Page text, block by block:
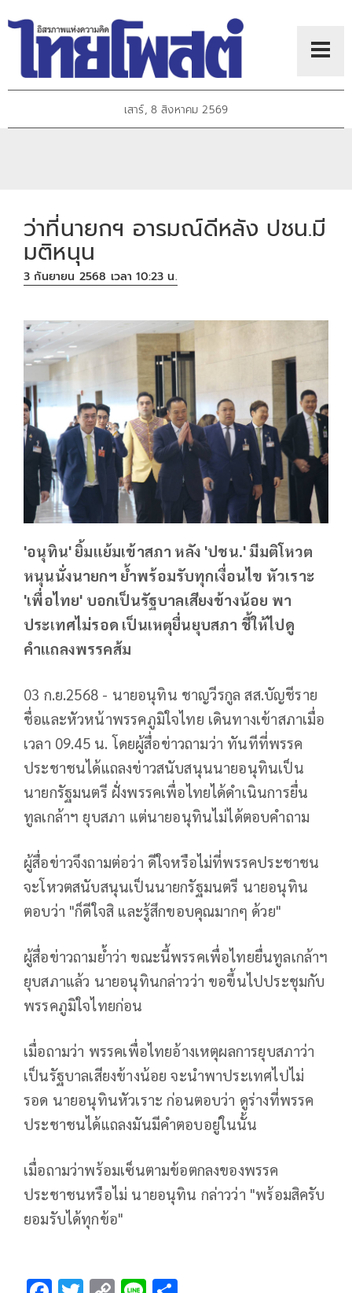
เสาร์, 8 สิงหาคม 2569
ว่าที่นายกฯ อารมณ์ดีหลัง ปชน.มี
มติหนุน
3 กันยายน 2568 เวลา 10:23 น.
'อนุทิน' ยิ้มแย้มเข้าสภา หลัง 'ปชน.' มีมติโหวต
หนุนนั่งนายกฯ ย้ำพร้อมรับทุกเงื่อนไข หัวเราะ
'เพื่อไทย' บอกเป็นรัฐบาลเสียงข้างน้อย พา
ประเทศไม่รอด เป็นเหตุยื่นยุบสภา ชี้ให้ไปดู
คำแถลงพรรคส้ม
03 ก.ย.2568 - นายอนุทิน ชาญวีรกูล สส.บัญชีราย
ชื่อและหัวหน้าพรรคภูมิใจไทย เดินทางเข้าสภาเมื่อ
เวลา 09.45 น. โดยผู้สื่อข่าวถามว่า ทันทีที่พรรค
ประชาชนได้แถลงข่าวสนับสนุนนายอนุทินเป็น
นายกรัฐมนตรี ฝั่งพรรคเพื่อไทยได้ดำเนินการยื่น
ทูลเกล้าฯ ยุบสภา แต่นายอนุทินไม่ได้ตอบคำถาม
ผู้สื่อข่าวจึงถามต่อว่า ดีใจหรือไม่ที่พรรคประชาชน
จะโหวตสนับสนุนเป็นนายกรัฐมนตรี นายอนุทิน
ตอบว่า "ก็ดีใจสิ และรู้สึกขอบคุณมากๆ ด้วย"
ผู้สื่อข่าวถามย้ำว่า ขณะนี้พรรคเพื่อไทยยื่นทูลเกล้าฯ
ยุบสภาแล้ว นายอนุทินกล่าวว่า ขอขึ้นไปประชุมกับ
พรรคภูมิใจไทยก่อน
เมื่อถามว่า พรรคเพื่อไทยอ้างเหตุผลการยุบสภาว่า
เป็นรัฐบาลเสียงข้างน้อย จะนำพาประเทศไปไม่
รอด นายอนุทินหัวเราะ ก่อนตอบว่า ดูร่างที่พรรค
ประชาชนได้แถลงมันมีคำตอบอยู่ในนั้น
เมื่อถามว่าพร้อมเซ็นตามข้อตกลงของพรรค
ประชาชนหรือไม่ นายอนุทิน กล่าวว่า "พร้อมสิครับ
ยอมรับได้ทุกข้อ"